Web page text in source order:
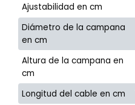
Ajustabilidad en cm
Diámetro de la campana
en cm
Altura de la campana en
cm
Longitud del cable en cm